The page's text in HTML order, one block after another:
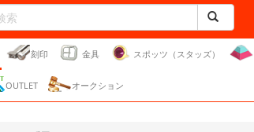
刻印 金具 スポッツ（スタッズ）
OUTLET オークション